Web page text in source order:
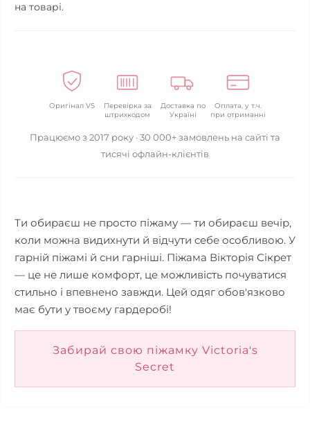
на товарі.
Оригінал VS
Перевірка за
штрихкодом
Доставка по
Україні
Оплата, у т.ч.
при отриманні
Працюємо з 2017 року · 30 000+ замовлень на сайті та
тисячі офлайн-клієнтів
Ти обираєш не просто піжаму — ти обираєш вечір,
коли можна видихнути й відчути себе особливою. У
гарній піжамі й сни гарніші. Піжама Вікторія Сікрет
— це не лише комфорт, це можливість почуватися
стильно і впевнено завжди. Цей одяг обов'язково
має бути у твоєму гардеробі!
Забирай свою піжамку Victoria's
Secret